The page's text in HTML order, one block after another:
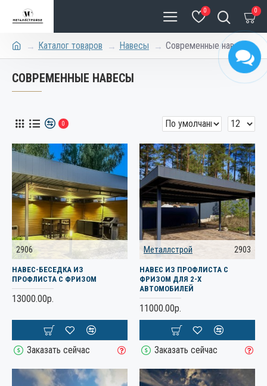
0 0
Каталог товаров Навесы Современные навесы
СОВРЕМЕННЫЕ НАВЕСЫ
0
2906
НАВЕС-БЕСЕДКА ИЗ
ПРОФЛИСТА С ФРИЗОМ
13000.00р.
Заказать сейчас
Металлстрой 2903
НАВЕС ИЗ ПРОФЛИСТА С
ФРИЗОМ ДЛЯ 2-Х
АВТОМОБИЛЕЙ
11000.00р.
Заказать сейчас